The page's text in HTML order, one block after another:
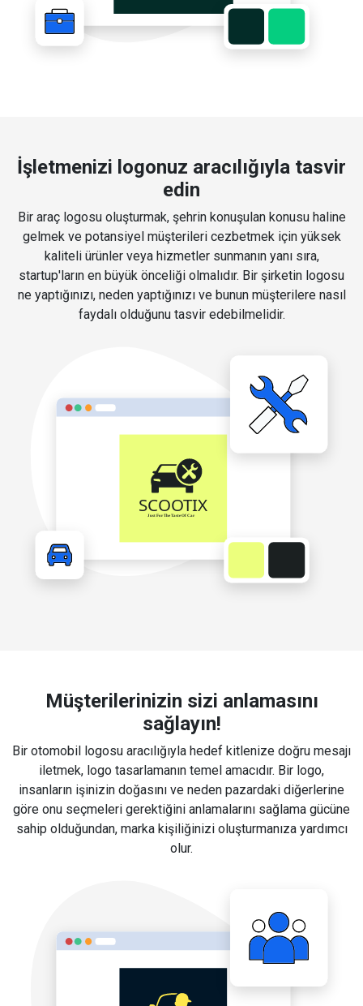
İşletmenizi logonuz aracılığıyla tasvir
edin
Bir araç logosu oluşturmak, şehrin konuşulan konusu haline
gelmek ve potansiyel müşterileri cezbetmek için yüksek
kaliteli ürünler veya hizmetler sunmanın yanı sıra,
startup'ların en büyük önceliği olmalıdır. Bir şirketin logosu
ne yaptığınızı, neden yaptığınızı ve bunun müşterilere nasıl
faydalı olduğunu tasvir edebilmelidir.
Müşterilerinizin sizi anlamasını
sağlayın!
Bir otomobil logosu aracılığıyla hedef kitlenize doğru mesajı
iletmek, logo tasarlamanın temel amacıdır. Bir logo,
insanların işinizin doğasını ve neden pazardaki diğerlerine
göre onu seçmeleri gerektiğini anlamalarını sağlama gücüne
sahip olduğundan, marka kişiliğinizi oluşturmanıza yardımcı
olur.